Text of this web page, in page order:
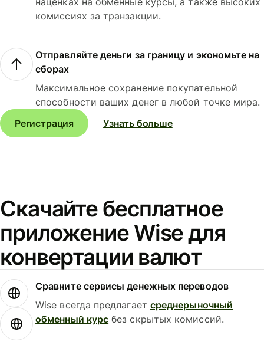
комиссиях за транзакции.
Отправляйте деньги за границу и экономьте на
сборах
Максимальное сохранение покупательной
способности ваших денег в любой точке мира.
Регистрация
Узнать больше
Скачайте бесплатное
приложение Wise для
конвертации валют
Сравните сервисы денежных переводов
Wise всегда предлагает среднерыночный
обменный курс без скрытых комиссий.